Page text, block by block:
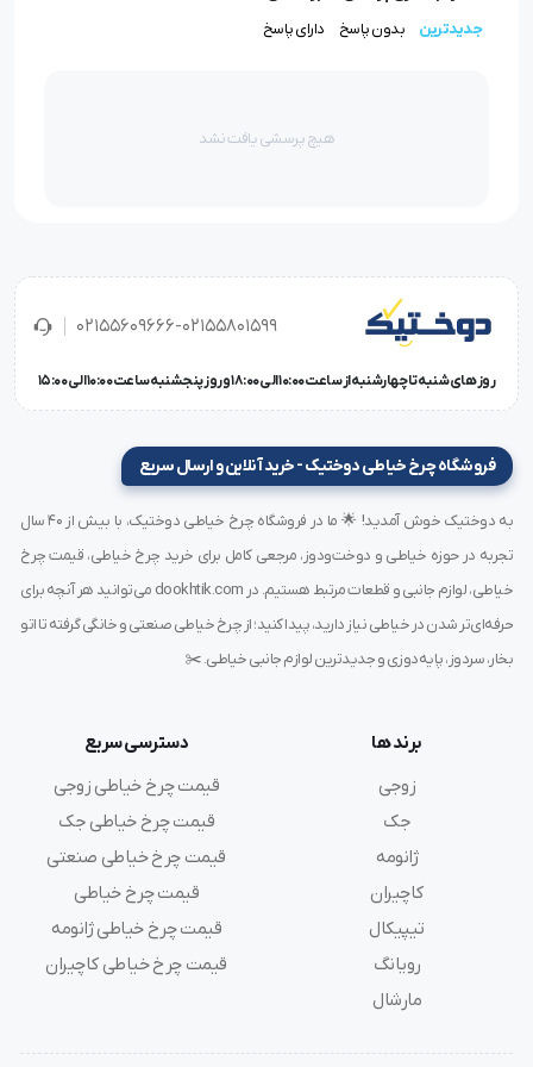
تغذیه هماهنگ آن است که مانع از لغزش پارچه در حین
دوخت یکنواخت در ضخامت‌های مختلف
برخلاف بسیاری از چرخ‌ها که در ضخامت‌های بالا کیفیت
دوخت افت می‌کند،Zoje ZJ335دوختی یکنواخت و حرفه‌ای
ارائه می‌دهد.
مزایای استفاده از چرخ ضخیم دوز زوجی
ZJ335
افزایش سرعت تولید
کاهش خطای دوخت
عملکرد پایدار در شرایط کاری سنگین
این مزایا باعث شده بسیاری از خیاطان حرفه‌ای و
تولیدکنندگان صنعتی، این مدل را به‌عنوان انتخاب اول خود در
نظر بگیرند. بسیاری از کاربران، خرید خود را از مجموعه‌هایی
فروشگاه دوختیک
روی تجهیزات دوخت صنعتی دارند.
جدیدترین بدون پاسخ دارای پاسخ
هیچ پرسشی یافت نشد
02155609666-02155801599
روز های شنبه تا چهارشنبه از ساعت 10:00 الی 18:00 و روز پنجشنبه ساعت 10:00 الی 15:00
فروشگاه چرخ خیاطی دوختیک - خرید آنلاین و ارسال سریع
به دوختیک خوش آمدید! 🌟 ما در فروشگاه چرخ خیاطی دوختیک، با بیش از ۴۰ سال
تجربه در حوزه خیاطی و دوخت‌ودوز، مرجعی کامل برای خرید چرخ خیاطی، قیمت چرخ
خیاطی، لوازم جانبی و قطعات مرتبط هستیم. در dookhtik.com می‌توانید هر آنچه برای
حرفه‌ای‌تر شدن در خیاطی نیاز دارید، پیدا کنید؛ از چرخ خیاطی صنعتی و خانگی گرفته تا اتو
بخار، سردوز، پایه‌دوزی و جدیدترین لوازم جانبی خیاطی. ✂️
برند ها
زوجی
جک
ژانومه
کاچیران
تیپیکال
رویانگ
مارشال
دسترسی سریع
قیمت چرخ خیاطی زوجی
قیمت چرخ خیاطی جک
قیمت چرخ خیاطی صنعتی
قیمت چرخ خیاطی
قیمت چرخ خیاطی ژانومه
قیمت چرخ خیاطی کاچیران